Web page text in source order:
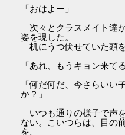
「おはよー」
次々とクラスメイト達
姿を現した。
机にうつ伏せていた頭
「あれ、もうキョン来て
「何だ何だ、今さらいい
か？」
いつも通りの様子で声
ない。こいつらは、目の
を。